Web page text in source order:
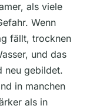
als viele
Wenn
fällt, trocknen
und das
neu gebildet.
in manchen
als in